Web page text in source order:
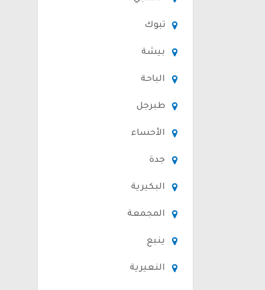
تبوك
بيشة
الباحة
طبرجل
الأحساء
جدة
البكيرية
المجمعة
ينبع
النعيرية